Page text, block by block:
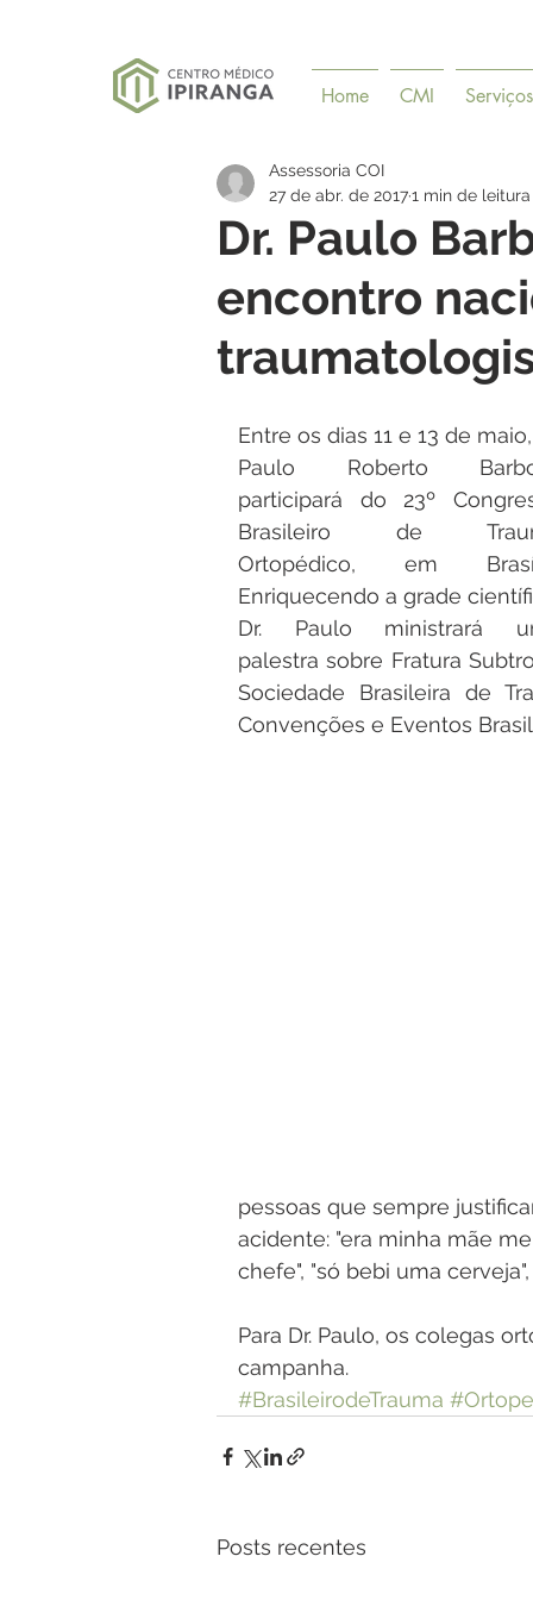
Home CMI Serviços
Dr. Paulo
encontro
Assessoria COI
27 de abr. de 20171 min de leitura
Entre os dias 11 e 13 de maio,
Paulo Roberto
participará do 23º
Brasileiro de
Ortopédico, em
Enriquecendo a grade
Dr. Paulo ministrará
palestra sobre Fratura
Sociedade Brasileira de
Convenções e Eventos Brasil
pessoas que sempre
acidente: "era minha mãe
chefe", "só bebi uma
Para Dr. Paulo, os colegas
campanha.
#BrasileirodeTrauma
Posts recentes